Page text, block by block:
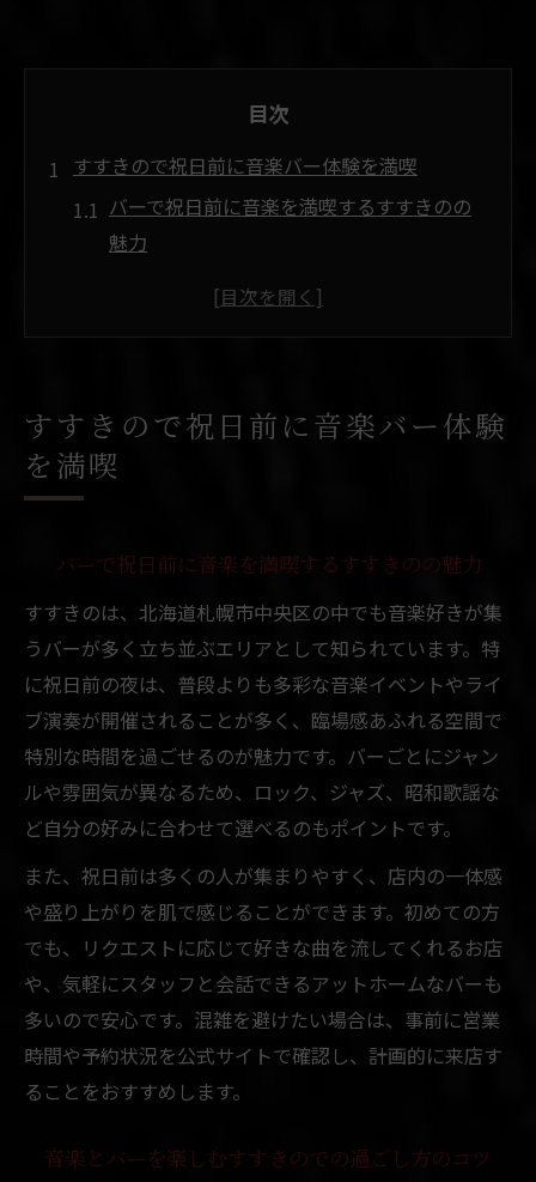
目次
すすきので祝日前に音楽バー体験を満喫
バーで祝日前に音楽を満喫するすすきのの
魅力
音楽とバーを楽しむすすきのでの過ごし方
バー選びで失敗しないすすきの祝日前の楽
しみ方
イド
バーで懐かしい音楽を北海道札幌市中央区
で楽しむ
札幌市中央区で味わうバー音楽と懐かしさ
の融合
バー体験を彩る昭和歌謡とロックで札幌の
夜を満喫
ごす夜
懐かしの音楽が流れるバーで札幌の夜を楽
しむ方法
祝日前のすすきので音楽×バーを楽しむ新提案
祝日前のすすきので体験する新しいバー音
楽の楽しみ
案
すすきので祝日前に音楽バー体験
を満喫
バーで祝日前に音楽を満喫するすすきのの魅力
すすきのは、北海道札幌市中央区の中でも音楽好きが集
うバーが多く立ち並ぶエリアとして知られています。特
に祝日前の夜は、普段よりも多彩な音楽イベントやライ
ブ演奏が開催されることが多く、臨場感あふれる空間で
特別な時間を過ごせるのが魅力です。バーごとにジャン
ルや雰囲気が異なるため、ロック、ジャズ、昭和歌謡な
ど自分の好みに合わせて選べるのもポイントです。
また、祝日前は多くの人が集まりやすく、店内の一体感
や盛り上がりを肌で感じることができます。初めての方
でも、リクエストに応じて好きな曲を流してくれるお店
や、気軽にスタッフと会話できるアットホームなバーも
多いので安心です。混雑を避けたい場合は、事前に営業
時間や予約状況を公式サイトで確認し、計画的に来店す
ることをおすすめします。
音楽とバーを楽しむすすきのでの過ごし方のコツ